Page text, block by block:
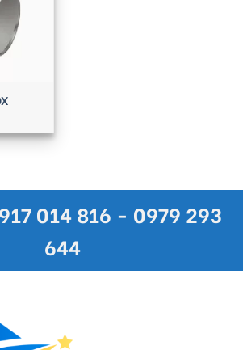
014 816 - 0979 293
644